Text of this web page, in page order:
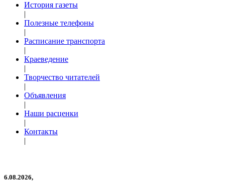
История газеты
|
Полезные телефоны
|
Расписание транспорта
|
Краеведение
|
Творчество читателей
|
Объявления
|
Наши расценки
|
Контакты
|
6.08.2026,